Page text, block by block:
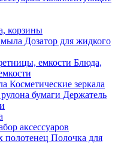
корзины
Дозатор для жидкого
Блюда,
Косметические зеркала
Держатель
аксессуаров
Полочка для